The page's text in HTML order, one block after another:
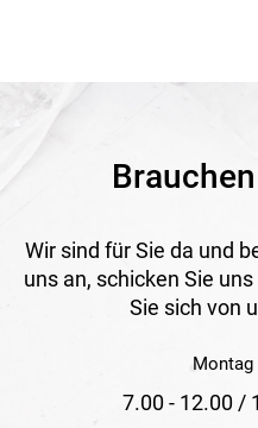
Wir sind für Sie da und
uns an, schicken Sie
Sie sich von
Montag
7.00 - 12.00 /